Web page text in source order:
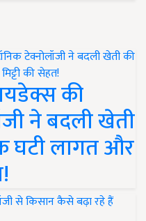
की
ने बदली खेती
घटी लागत और